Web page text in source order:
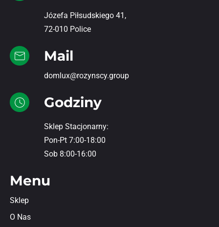
Józefa Piłsudskiego 41,
72-010 Police
Mail
domlux@rozynscy.group
Godziny
Sklep Stacjonarny:
Pon-Pt 7:00-18:00
Sob 8:00-16:00
Menu
Sklep
O Nas